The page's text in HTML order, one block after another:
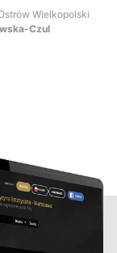
Wielkopolski
Czul